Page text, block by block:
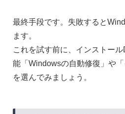
最終手段です。失敗すると
ます。
これを試す前に、インストー
能「Windowsの自動修復」や「
を選んでみましょう。